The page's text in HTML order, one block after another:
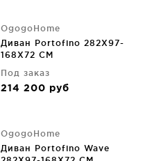
OgogoHome
Диван Portofino 282X97-
168X72 CM
Под заказ
214 200 руб
OgogoHome
Диван Portofino Wave